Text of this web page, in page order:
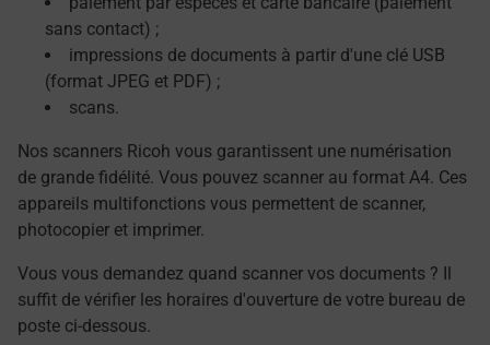
sans contact) ;
impressions de documents à partir d'une clé USB
(format JPEG et PDF) ;
scans.
Nos scanners Ricoh vous garantissent une numérisation
de grande fidélité. Vous pouvez scanner au format A4. Ces
appareils multifonctions vous permettent de scanner,
photocopier et imprimer.
Vous vous demandez quand scanner vos documents ? Il
suffit de vérifier les horaires d'ouverture de votre bureau de
poste ci-dessous.